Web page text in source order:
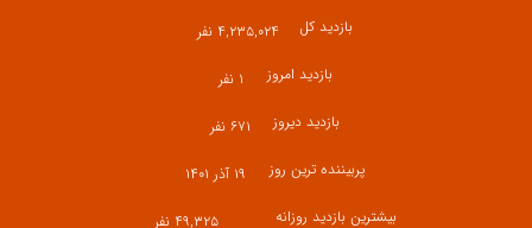
بازدید کل
۴,۲۳۵,۰۲۴ نفر
بازدید امروز
۱ نفر
بازدید دیروز
۶۷۱ نفر
پربیننده ترین روز
۱۹ آذر ۱۴۰۱
بیشترین بازدید روزانه
۴۹,۳۲۵ نفر